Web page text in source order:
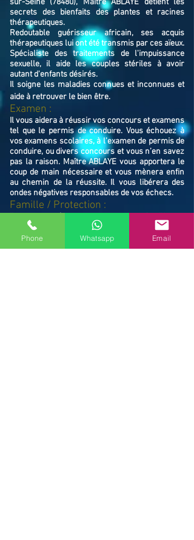
sur-Seine (78480), Maître ABLAYE détient les
secrets des bienfaits des plantes et racines
thérapeutiques.
Redoutable guérisseur africain, ses acquis
thérapeutiques lui ont été transmis par ces aïeux.
Spécialiste des traitements de l'impuissance
sexuelle, il aide les couples stériles à avoir
autant d'enfants désirés.
Il soigne les maladies connues et inconnues et
aide à retrouver le bien être.
Examen :
Il vous aidera à réussir vos concours et examens
tel que le permis de conduire. Vous échouez à
vos examens scolaires, à l’examen de permis de
conduire, ou divers concours et vous n’en savez
pas la raison. Maître ABLAYE vous apportera le
coup de main nécessaire et vous mènera enfin
au chemin de la réussite. Il vous libérera des
ondes négatives responsables de vos échecs.
Famille / Protection :
resserrera vos liens en cas de rupture familiale.
Ne restez pas avec vos souffrances, consultez le
Maître ABLAYE marabout médium à Verneuil-
Phone Whatsapp Email